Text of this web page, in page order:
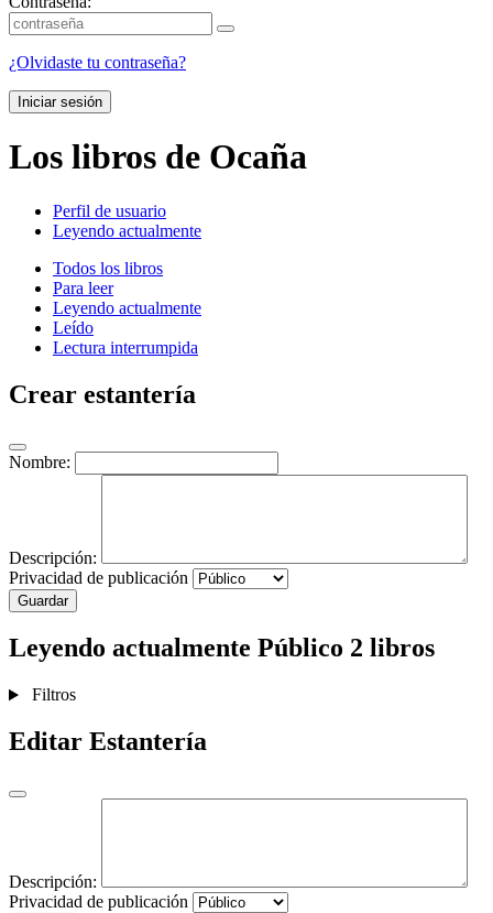
¿Olvidaste tu contraseña?
Iniciar sesión
Los libros de Ocaña
Perfil de usuario
Leyendo actualmente
Todos los libros
Para leer
Leyendo actualmente
Leído
Lectura interrumpida
Crear estantería
Nombre:
Descripción:
Privacidad de publicación
Guardar
Leyendo actualmente Público 2 libros
Filtros
Editar Estantería
Descripción:
Privacidad de publicación